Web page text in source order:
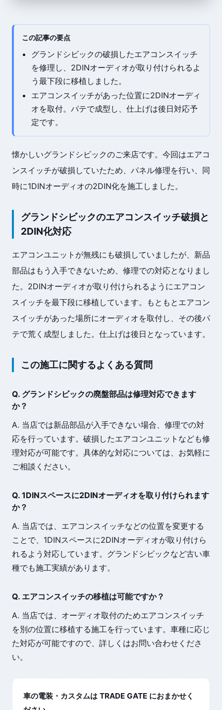
この記事の要点
グランドシビックの破損したエアコンスイッチ
を修理し、2DINオーディオが取り付けられるよ
う最下段に移植しました。
エアコンスイッチがあった位置に2DINオーディ
オを取付。パテで成型し、仕上げは後日対応予
定です。
懐かしいグランドシビックのご来店です。今回はエアコ
ンスイッチが破損していたため、パネル修理を行い、同
時に1DINオーディオの2DIN化を施工しました。
グランドシビックのエアコンスイッチ破損と
2DIN化対応
エアコンユニットが無残にも破損していましたが、新品
部品はもう入手できないため、修理での対応となりまし
た。2DINオーディオが取り付けられるようにエアコン
スイッチを最下段に移植しています。もともとエアコン
スイッチがあった場所にオーディオを取付し、その後パ
テで荒く成型しました。仕上げは後日となっています。
この施工に関するよくある質問
Q. グランドシビックの廃盤部品は修理対応できます
か？
A. 当店では新品部品が入手できない場合、修理での対
応を行っています。破損したエアコンユニットなども修
理対応が可能です。具体的な対応については、お気軽に
ご相談ください。
Q. 1DINスペースに2DINオーディオを取り付けられます
か？
A. 当店では、エアコンスイッチなどの位置を変更する
ことで、1DINスペースに2DINオーディオが取り付けら
れるよう対応しています。グランドシビックなど古い車
種でも施工実績があります。
Q. エアコンスイッチの移植は可能ですか？
A. 当店では、オーディオ取付のためエアコンスイッチ
を別の位置に移植する施工を行っています。車種に応じ
た対応が可能ですので、詳しくはお問い合わせくださ
い。
車の電装・カスタムは TRADE GATE におまかせく